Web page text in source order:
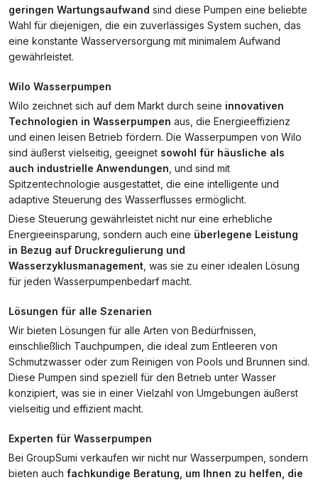
geringen Wartungsaufwand sind diese Pumpen eine beliebte
Wahl für diejenigen, die ein zuverlässiges System suchen, das
eine konstante Wasserversorgung mit minimalem Aufwand
gewährleistet.
Wilo Wasserpumpen
Wilo zeichnet sich auf dem Markt durch seine innovativen
Technologien in Wasserpumpen aus, die Energieeffizienz
und einen leisen Betrieb fördern. Die Wasserpumpen von Wilo
sind äußerst vielseitig, geeignet sowohl für häusliche als
auch industrielle Anwendungen , und sind mit
Spitzentechnologie ausgestattet, die eine intelligente und
adaptive Steuerung des Wasserflusses ermöglicht.
Diese Steuerung gewährleistet nicht nur eine erhebliche
Energieeinsparung, sondern auch eine überlegene Leistung
in Bezug auf Druckregulierung und
Wasserzyklusmanagement , was sie zu einer idealen Lösung
für jeden Wasserpumpenbedarf macht.
Lösungen für alle Szenarien
Wir bieten Lösungen für alle Arten von Bedürfnissen,
einschließlich Tauchpumpen, die ideal zum Entleeren von
Schmutzwasser oder zum Reinigen von Pools und Brunnen sind.
Diese Pumpen sind speziell für den Betrieb unter Wasser
konzipiert, was sie in einer Vielzahl von Umgebungen äußerst
vielseitig und effizient macht.
Experten für Wasserpumpen
Bei GroupSumi verkaufen wir nicht nur Wasserpumpen, sondern
bieten auch fachkundige Beratung, um Ihnen zu helfen, die